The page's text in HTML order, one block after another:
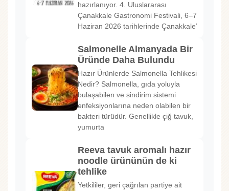
hazırlanıyor. 4. Uluslararası
Çanakkale Gastronomi Festivali, 6–7
Haziran 2026 tarihlerinde Çanakkale’
Salmonelle Almanyada Bir
Üründe Daha Bulundu
Hazır Ürünlerde Salmonella Tehlikesi
Nedir? Salmonella, gıda yoluyla
bulaşabilen ve sindirim sistemi
enfeksiyonlarına neden olabilen bir
bakteri türüdür. Genellikle çiğ tavuk,
yumurta
Reeva tavuk aromalı hazır
noodle ürününün de ki
tehlike
Yetkililer, geri çağrılan partiye ait